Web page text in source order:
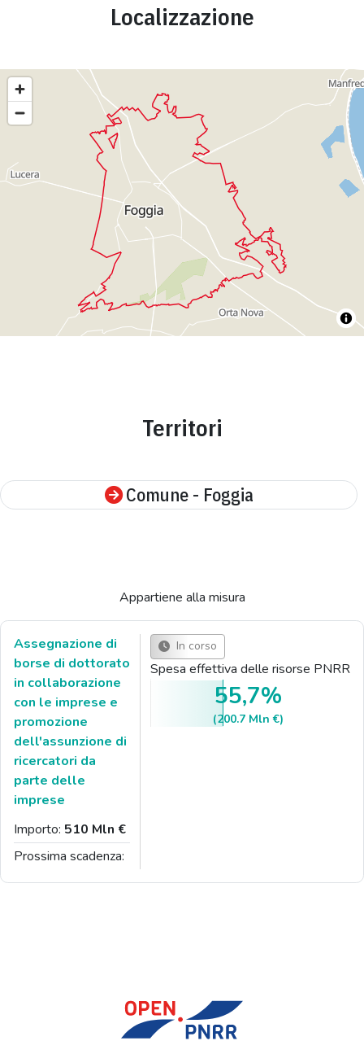
Localizzazione
Territori
Comune - Foggia
Appartiene alla misura
Assegnazione di
borse di dottorato
in collaborazione
con le imprese e
promozione
dell'assunzione di
ricercatori da
parte delle
imprese
Importo: 510 Mln €
Prossima scadenza:
In corso
Spesa effettiva delle risorse PNRR
55,7%
(200.7 Mln €)